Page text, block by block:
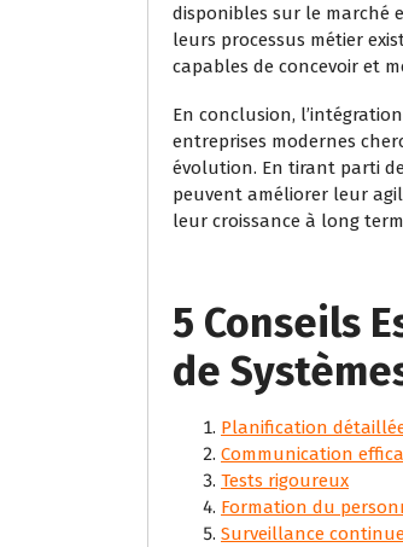
disponibles sur le marché
leurs processus métier
capables de concevoir et
En conclusion,
entreprises modernes
évolution. En tirant parti
peuvent améliorer leur
leur croissance à long
5 Conseils
de
Planification
Communication
Tests rigoureux
Formation du
Surveillance